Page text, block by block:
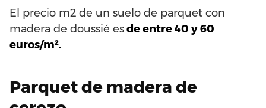
El precio m2 de un suelo de parquet con
madera de doussié esde entre 40 y 60
euros/m².
Parquet de madera de